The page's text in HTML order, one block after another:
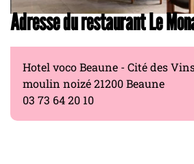
Adresse du restaurant Le
Hotel voco Beaune - Cité des
moulin noizé 21200 Beaune
03 73 64 20 10